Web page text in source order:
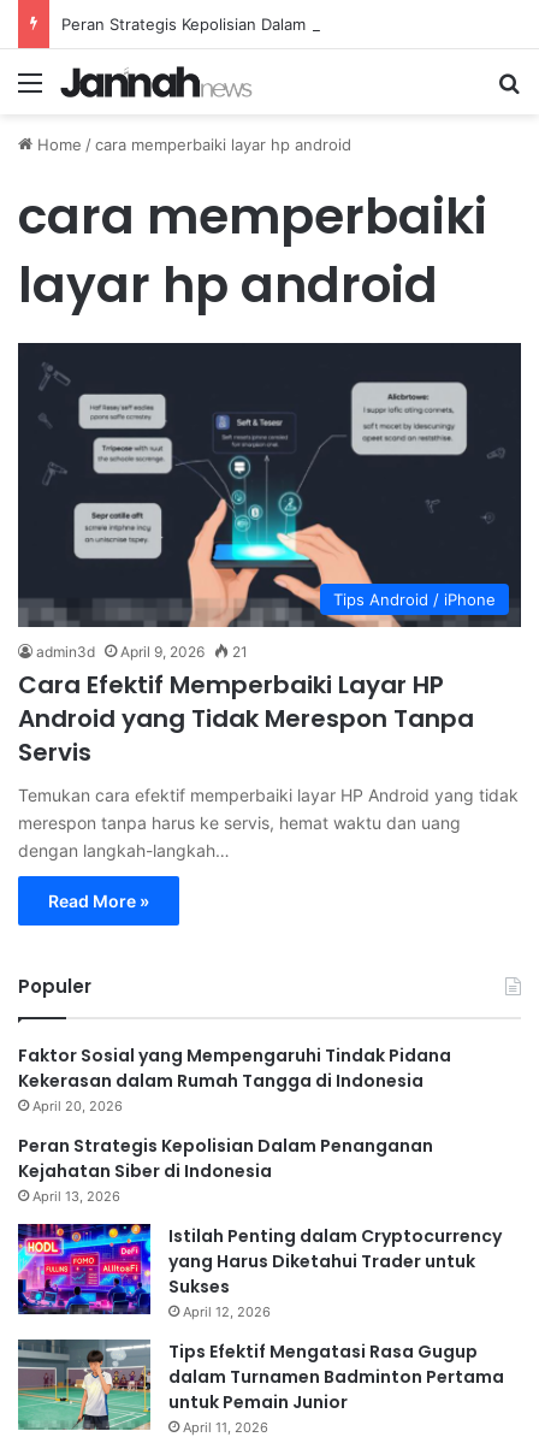
Menu
Home /cara memperbaiki layar hp android
cara memperbaiki
layar hp android
Tips Android / iPhone
admin3d April 9, 2026 21
Cara Efektif Memperbaiki Layar HP
Android yang Tidak Merespon Tanpa
Servis
Temukan cara efektif memperbaiki layar HP Android yang tidak
merespon tanpa harus ke servis, hemat waktu dan uang
dengan langkah-langkah…
Read More »
Populer
Faktor Sosial yang Mempengaruhi Tindak Pidana
Kekerasan dalam Rumah Tangga di Indonesia
April 20, 2026
Peran Strategis Kepolisian Dalam Penanganan
Kejahatan Siber di Indonesia
April 13, 2026
Istilah Penting dalam Cryptocurrency
yang Harus Diketahui Trader untuk
Sukses
April 12, 2026
Tips Efektif Mengatasi Rasa Gugup
dalam Turnamen Badminton Pertama
untuk Pemain Junior
April 11, 2026